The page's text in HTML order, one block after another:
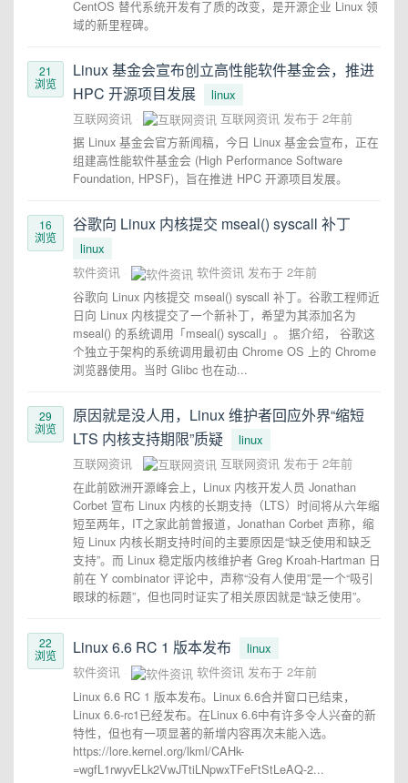
CentOS 替代系统开发有了质的改变，是开源企业 Linux 领
域的新里程碑。
21
浏览
Linux 基金会宣布创立高性能软件基金会，推进
HPC 开源项目发展
linux
互联网资讯
互联网资讯 发布于 2年前
据 Linux 基金会官方新闻稿，今日 Linux 基金会宣布，正在
组建高性能软件基金会 (High Performance Software
Foundation, HPSF)，旨在推进 HPC 开源项目发展。
16
浏览
谷歌向 Linux 内核提交 mseal() syscall 补丁
linux
软件资讯
软件资讯 发布于 2年前
谷歌向 Linux 内核提交 mseal() syscall 补丁。谷歌工程师近
日向 Linux 内核提交了一个新补丁，希望为其添加名为
mseal() 的系统调用「mseal() syscall」。 据介绍， 谷歌这
个独立于架构的系统调用最初由 Chrome OS 上的 Chrome
浏览器使用。当时 Glibc 也在动...
29
浏览
原因就是没人用，Linux 维护者回应外界“缩短
LTS 内核支持期限”质疑
linux
互联网资讯
互联网资讯 发布于 2年前
在此前欧洲开源峰会上，Linux 内核开发人员 Jonathan
Corbet 宣布 Linux 内核的长期支持（LTS）时间将从六年缩
短至两年，IT之家此前曾报道，Jonathan Corbet 声称，缩
短 Linux 内核长期支持时间的主要原因是“缺乏使用和缺乏
支持”。而 Linux 稳定版内核维护者 Greg Kroah-Hartman 日
前在 Y combinator 评论中，声称“没有人使用”是一个“吸引
眼球的标题”，但也同时证实了相关原因就是“缺乏使用”。
22
浏览
Linux 6.6 RC 1 版本发布
linux
软件资讯
软件资讯 发布于 2年前
Linux 6.6 RC 1 版本发布。Linux 6.6合并窗口已结束，
Linux 6.6-rc1已经发布。在Linux 6.6中有许多令人兴奋的新
特性，但也有一项显著的新增内容再次未能入选。
https://lore.kernel.org/lkml/CAHk-
=wgfL1rwyvELk2VwJTtiLNpwxTFeFtStLeAQ-2...